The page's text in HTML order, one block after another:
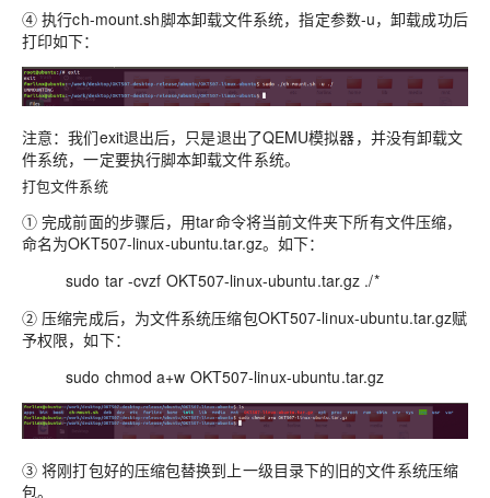
④ 执行ch-mount.sh脚本卸载文件系统，指定参数-u，卸载成功后
打印如下：
注意：我们exit退出后，只是退出了QEMU模拟器，并没有卸载文
件系统，一定要执行脚本卸载文件系统。
打包文件系统
① 完成前面的步骤后，用tar命令将当前文件夹下所有文件压缩，
命名为OKT507-linux-ubuntu.tar.gz。如下：
sudo tar -cvzf OKT507-linux-ubuntu.tar.gz ./*
② 压缩完成后，为文件系统压缩包OKT507-linux-ubuntu.tar.gz赋
予权限，如下：
sudo chmod a+w OKT507-linux-ubuntu.tar.gz
③ 将刚打包好的压缩包替换到上一级目录下的旧的文件系统压缩
包。